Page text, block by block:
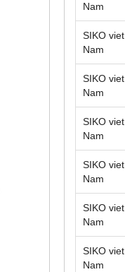
Nam
SIKO viet
Nam
SIKO viet
Nam
SIKO viet
Nam
SIKO viet
Nam
SIKO viet
Nam
SIKO viet
Nam